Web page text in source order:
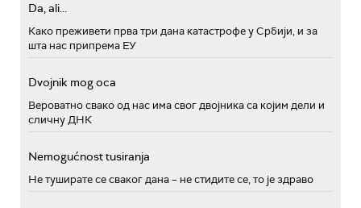
Da, ali...
Како преживети прва три дана катастрофе у Србији, и за
шта нас припрема ЕУ
Dvojnik mog oca
Вероватно свако од нас има свог двојника са којим дели и
сличну ДНК
Nemogućnost tusiranja
Не туширате се сваког дана – не стидите се, то је здраво